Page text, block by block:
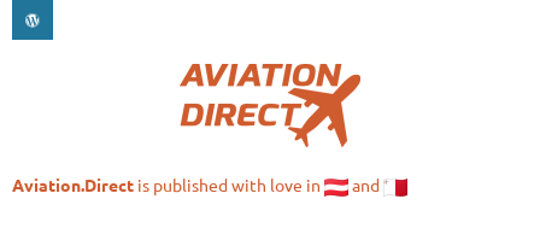
Aviation.Direct is published with love in and